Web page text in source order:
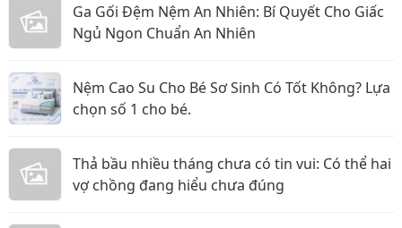
Ga Gối Đệm Nệm An Nhiên: Bí Quyết Cho Giấc
Ngủ Ngon Chuẩn An Nhiên
Nệm Cao Su Cho Bé Sơ Sinh Có Tốt Không? Lựa
chọn số 1 cho bé.
Thả bầu nhiều tháng chưa có tin vui: Có thể hai
vợ chồng đang hiểu chưa đúng